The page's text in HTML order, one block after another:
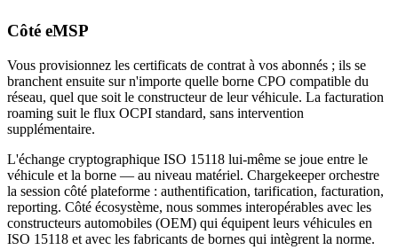
Côté eMSP
Vous provisionnez les certificats de contrat à vos abonnés ; ils se
branchent ensuite sur n'importe quelle borne CPO compatible du
réseau, quel que soit le constructeur de leur véhicule. La facturation
roaming suit le flux OCPI standard, sans intervention
supplémentaire.
L'échange cryptographique ISO 15118 lui-même se joue entre le
véhicule et la borne — au niveau matériel. Chargekeeper orchestre
la session côté plateforme : authentification, tarification, facturation,
reporting. Côté écosystème, nous sommes interopérables avec les
constructeurs automobiles (OEM) qui équipent leurs véhicules en
ISO 15118 et avec les fabricants de bornes qui intègrent la norme.